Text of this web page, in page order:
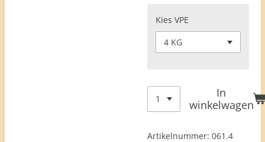
Kies VPE
In
winkelwagen
Artikelnummer: 061.4